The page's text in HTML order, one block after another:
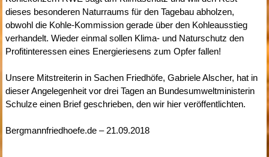
dieses besonderen Naturraums für den Tagebau abholzen,
obwohl die Kohle-Kommission gerade über den Kohleausstieg
verhandelt. Wieder einmal sollen Klima- und Naturschutz den
Profitinteressen eines Energieriesens zum Opfer fallen!
Unsere Mitstreiterin in Sachen Friedhöfe, Gabriele Alscher, hat in
dieser Angelegenheit vor drei Tagen an Bundesumweltministerin
Schulze einen Brief geschrieben, den wir hier veröffentlichten.
Bergmannfriedhoefe.de – 21.09.2018